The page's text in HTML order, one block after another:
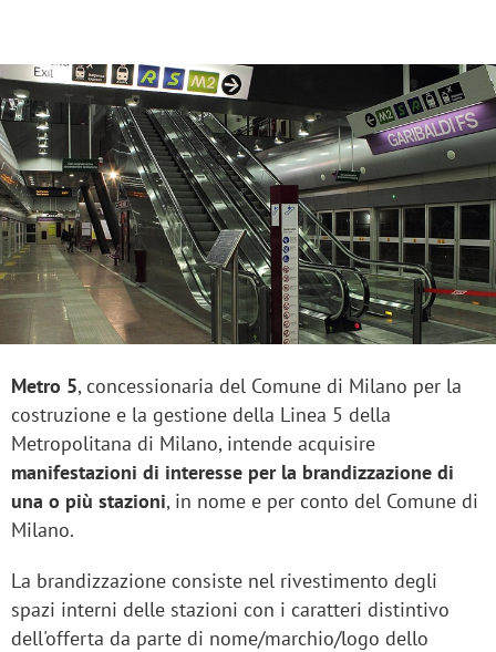
Metro 5, concessionaria del Comune di Milano per la
costruzione e la gestione della Linea 5 della
Metropolitana di Milano, intende acquisire
manifestazioni di interesse per la brandizzazione di
una o più stazioni, in nome e per conto del Comune di
Milano.
La brandizzazione consiste nel rivestimento degli
spazi interni delle stazioni con i caratteri distintivo
dell'offerta da parte di nome/marchio/logo dello